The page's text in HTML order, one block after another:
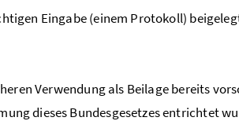
Eingabe (einem Protokoll)
Verwendung als Beilage bereits
dieses Bundesgesetzes entrichtet